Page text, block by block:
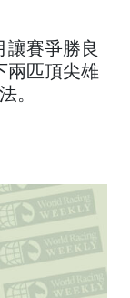
讓賽爭勝良
兩匹頂尖雄
。